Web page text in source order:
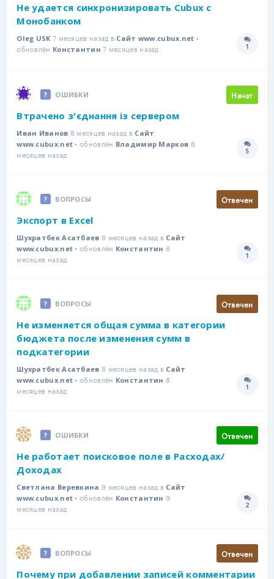
Не удается синхронизировать Cubux с
Монобанком
Oleg USK 7 месяцев назад в Сайт www.cubux.net •
обновлён Константин 7 месяцев назад 1
ОШИБКИ Начат
Втрачено з'єднання із сервером
Иван Иванов 8 месяцев назад в Сайт
www.cubux.net • обновлён Владимир Марков 8
месяцев назад
5
ВОПРОСЫ Отвечен
Экспорт в Excel
Шухратбек Асатбаев 8 месяцев назад в Сайт
www.cubux.net • обновлён Константин 8
месяцев назад
1
ВОПРОСЫ Отвечен
Не изменяется общая сумма в категории
бюджета после изменения сумм в
подкатегории
Шухратбек Асатбаев 8 месяцев назад в Сайт
www.cubux.net • обновлён Константин 8
месяцев назад
1
ОШИБКИ Отвечен
Не работает поисковое поле в Расходах/
Доходах
Светлана Веревкина 9 месяцев назад в Сайт
www.cubux.net • обновлён Константин 9
месяцев назад
2
ВОПРОСЫ Отвечен
Почему при добавлении записей комментарии